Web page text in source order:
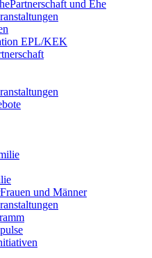
Partnerschaft und Ehe
EPL/KEK
Frauen und Männer